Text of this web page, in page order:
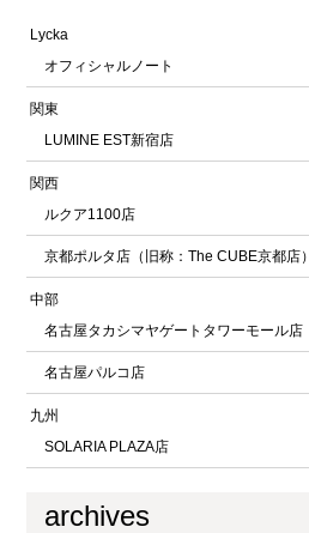
Lycka
オフィシャルノート
関東
LUMINE EST新宿店
関西
ルクア1100店
京都ポルタ店（旧称：The CUBE京都店）
中部
名古屋タカシマヤゲートタワーモール店
名古屋パルコ店
九州
SOLARIA PLAZA店
archives